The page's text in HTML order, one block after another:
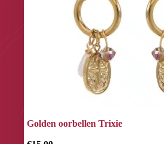
Golden oorbellen Trixie